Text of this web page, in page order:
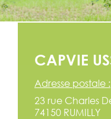
Recrutement
CAPVIE
Adresse postale :
23 rue Charles
74150 RUMILLY